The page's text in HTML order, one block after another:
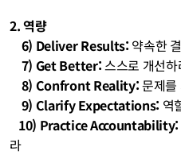
2. 역량
    6) Deliver Results:
약속한
    7) Get Better:
스스로 개선
    8) Confront Reality:
문제를
   9) Clarify Expectations:
역
   10) Practice Accountability:
라